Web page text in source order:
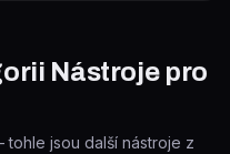
Nástroje pro
tohle jsou další nástroje z